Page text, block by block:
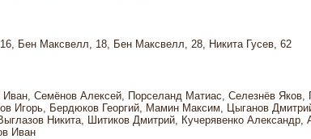
16, Бен Максвелл, 18, Бен Максвелл, 28, Никита Гусев, 62
Семёнов Алексей, Порселанд Матиас, Селезнёв Яков,
Игорь, Бердюков Георгий, Мамин Максим, Цыганов
Никита, Шитиков Дмитрий, Кучерявенко
Иван